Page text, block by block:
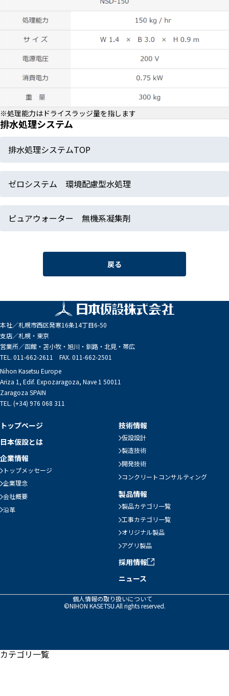
※処理能力はドライスラッジ量を指します
排水処理システム
排水処理システムTOP
ゼロシステム 環境配慮型水処理
ピュアウォーター 無機系凝集剤
戻る
本社／札幌市西区発寒16条14丁目6-50
支店／札幌・東京
営業所／函館・苫小牧・旭川・釧路・北見・帯広
TEL. 011-662-2611 FAX. 011-662-2501
Nihon Kasetsu Europe
Ariza 1, Edif. Expozaragoza, Nave 1 50011
Zaragoza SPAIN
TEL. (+34) 976 068 311
トップページ
日本仮設とは
企業情報
トップメッセージ
企業理念
会社概要
沿革
技術情報
仮設設計
製造技術
開発技術
コンクリートコンサルティング
製品情報
製品カテゴリ一覧
工事カテゴリ一覧
オリジナル製品
アグリ製品
採用情報
ニュース
個人情報の取り扱いについて
©NIHON KASETSU.All rights reserved.
カテゴリ一覧